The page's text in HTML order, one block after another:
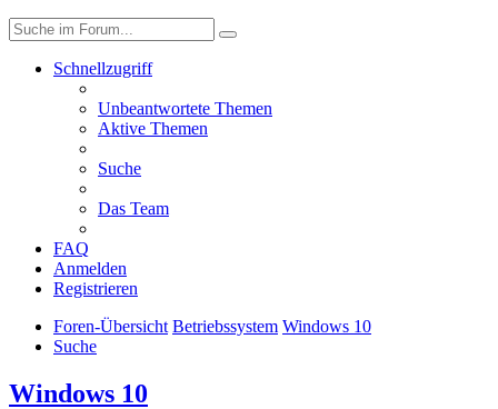
Schnellzugriff
Unbeantwortete Themen
Aktive Themen
Suche
Das Team
FAQ
Anmelden
Registrieren
Foren-Übersicht Betriebssystem Windows 10
Suche
Windows 10